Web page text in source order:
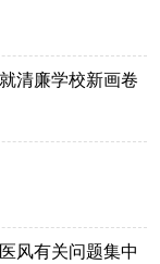
清廉学校新画卷
风有关问题集中